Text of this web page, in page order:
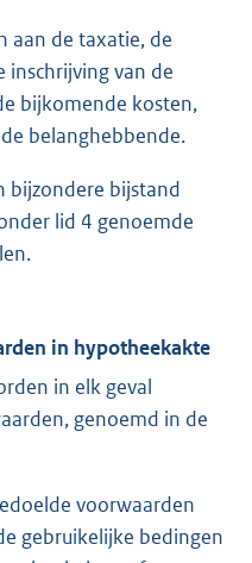
aan de taxatie, de
van de
bijkomende kosten,
belanghebbende.
bijzondere bijstand
lid 4 genoemde
in hypotheekakte
in elk geval
genoemd in de
voorwaarden
gebruikelijke bedingen